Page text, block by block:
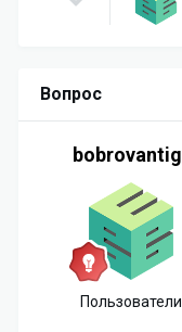
Вопрос
bobrovantig
Пользователи